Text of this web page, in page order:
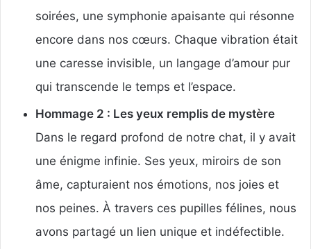
soirées, une symphonie apaisante qui résonne
encore dans nos cœurs. Chaque vibration était
une caresse invisible, un langage d’amour pur
qui transcende le temps et l’espace.
Hommage 2 : Les yeux remplis de mystère
Dans le regard profond de notre chat, il y avait
une énigme infinie. Ses yeux, miroirs de son
âme, capturaient nos émotions, nos joies et
nos peines. À travers ces pupilles félines, nous
avons partagé un lien unique et indéfectible.